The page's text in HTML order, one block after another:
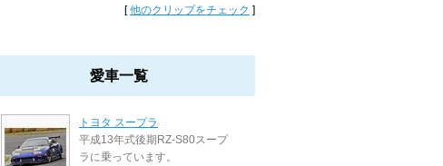
[他のクリップをチェック ]
愛車一覧
トヨタ スープラ
平成13年式後期RZ-S80スープ
ラに乗っています。